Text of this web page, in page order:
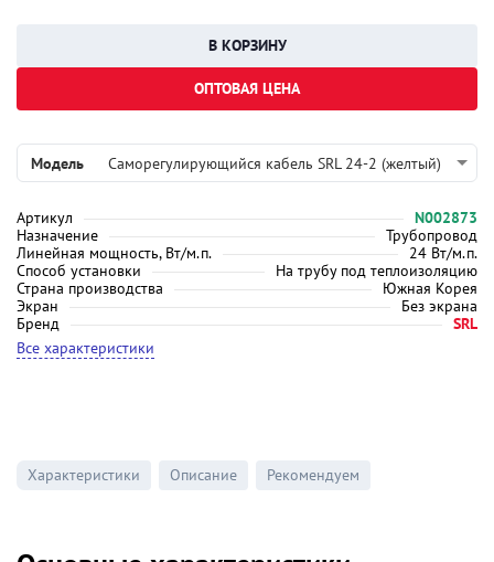
Модель Саморегулирующийся кабель SRL 24-2 (желтый)
Артикул
N002873
Назначение
Трубопровод
Линейная мощность, Вт/м.п.
24 Вт/м.п.
Способ установки
На трубу под теплоизоляцию
Страна производства
Южная Корея
Экран
Без экрана
Бренд
SRL
Все характеристики
ОПТОВАЯ ЦЕНА
Характеристики Описание Рекомендуем